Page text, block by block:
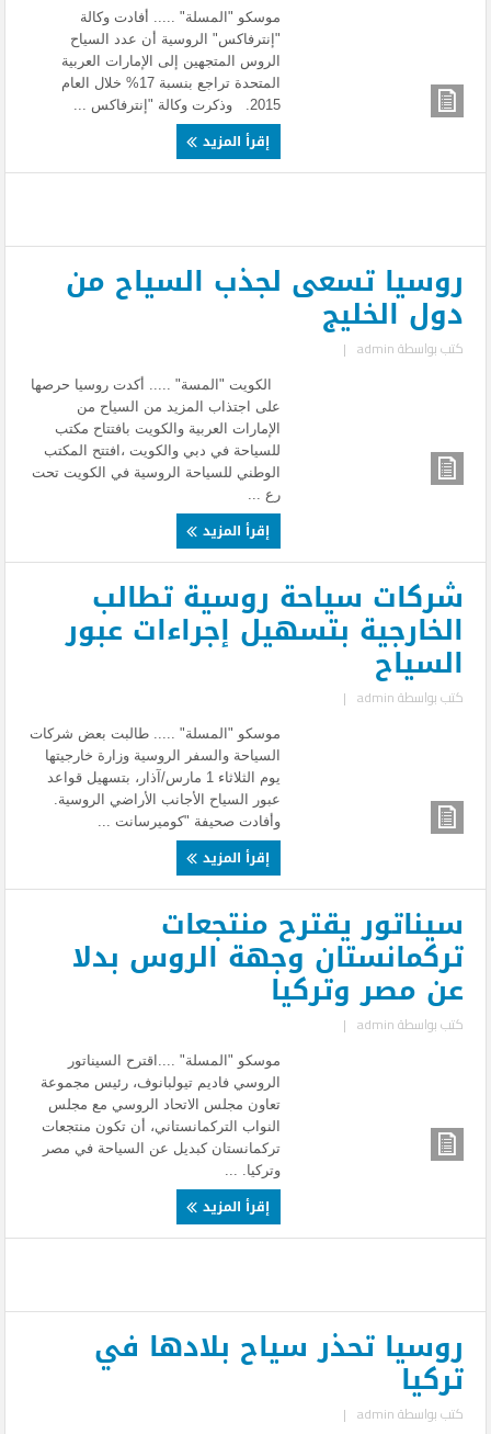
موسكو "المسلة" ..... أفادت وكالة
"إنترفاكس" الروسية أن عدد السياح
الروس المتجهين إلى الإمارات العربية
المتحدة تراجع بنسبة 17% خلال العام
2015. وذكرت وكالة "إنترفاكس ...
إقرأ المزيد
روسيا تسعى لجذب السياح من
دول الخليج
كتب بواسطةadmin
|
الكويت "المسة" ..... أكدت روسيا حرصها
على اجتذاب المزيد من السياح من
الإمارات العربية والكويت بافتتاح مكتب
للسياحة في دبي والكويت ،افتتح المكتب
الوطني للسياحة الروسية في الكويت تحت
رع ...
إقرأ المزيد
شركات سياحة روسية تطالب
الخارجية بتسهيل إجراءات عبور
السياح
كتب بواسطةadmin
|
موسكو "المسلة" ..... طالبت بعض شركات
السياحة والسفر الروسية وزارة خارجيتها
يوم الثلاثاء 1 مارس/آذار، بتسهيل قواعد
عبور السياح الأجانب الأراضي الروسية.
وأفادت صحيفة "كوميرسانت ...
إقرأ المزيد
سيناتور يقترح منتجعات
تركمانستان وجهة الروس بدلا
عن مصر وتركيا
كتب بواسطةadmin
|
موسكو "المسلة" ....اقترح السيناتور
الروسي فاديم تيولبانوف، رئيس مجموعة
تعاون مجلس الاتحاد الروسي مع مجلس
النواب التركمانستاني، أن تكون منتجعات
تركمانستان كبديل عن السياحة في مصر
وتركيا. ...
إقرأ المزيد
روسيا تحذر سياح بلادها في
تركيا
كتب بواسطةadmin
|